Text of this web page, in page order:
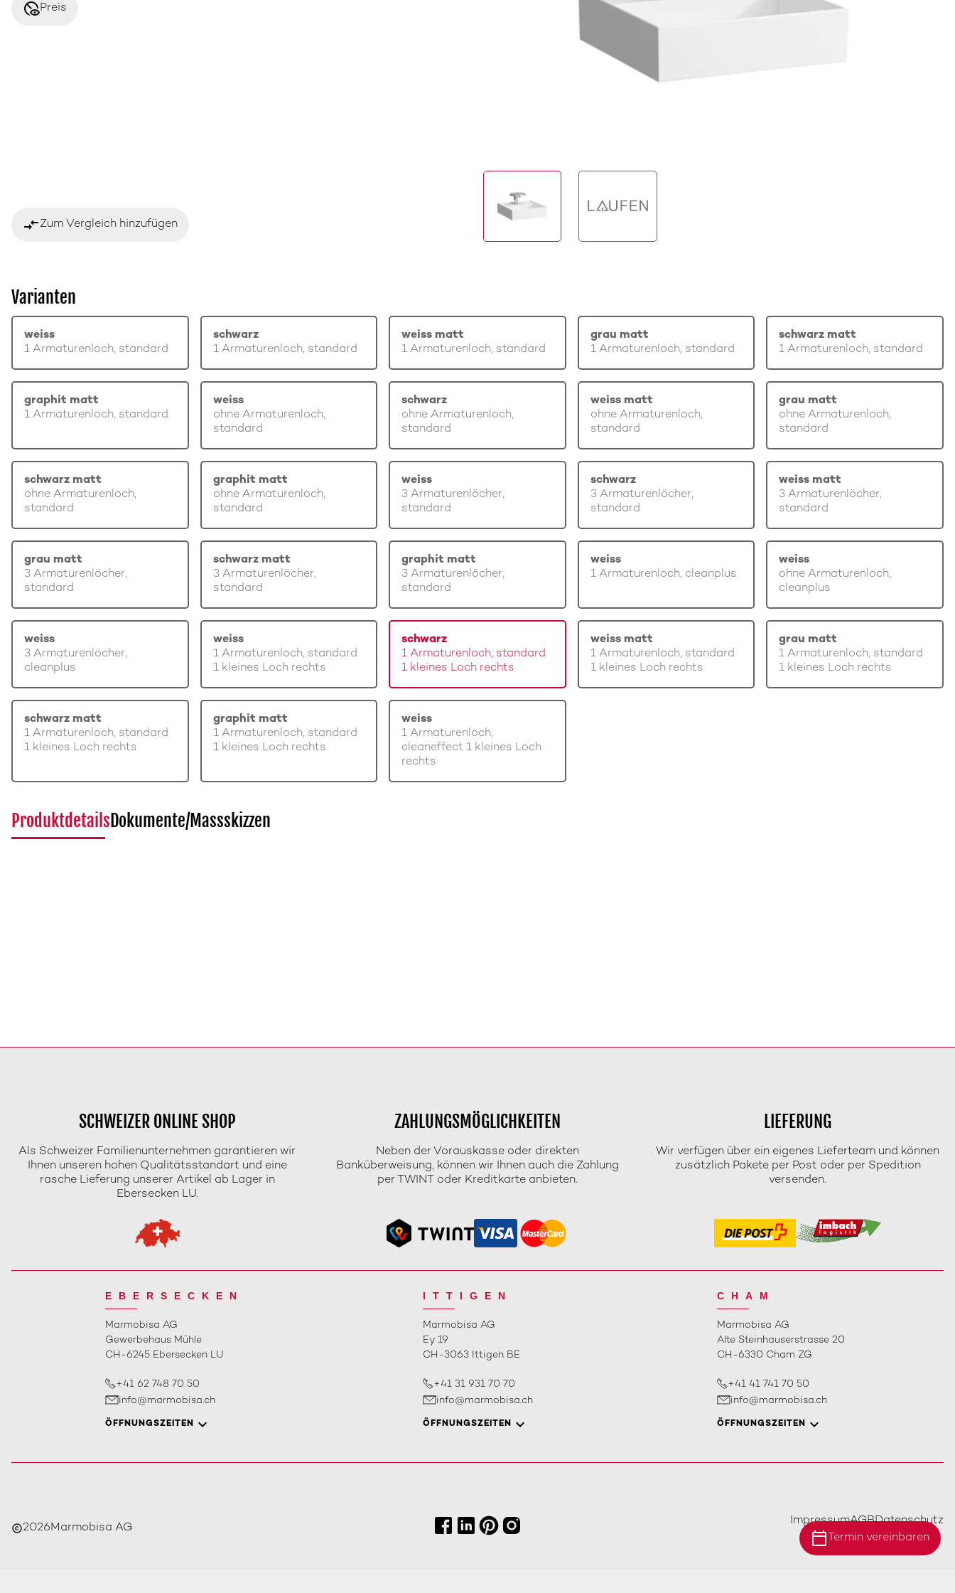
disabled_visiblePreis
compare_arrowsZum Vergleich hinzufügen
Varianten
weiss
1 Armaturenloch, standard
schwarz
1 Armaturenloch, standard
weiss matt
1 Armaturenloch, standard
grau matt
1 Armaturenloch, standard
schwarz matt
1 Armaturenloch, standard
graphit matt
1 Armaturenloch, standard
weiss
ohne Armaturenloch,
standard
schwarz
ohne Armaturenloch,
standard
weiss matt
ohne Armaturenloch,
standard
grau matt
ohne Armaturenloch,
standard
schwarz matt
ohne Armaturenloch,
standard
graphit matt
ohne Armaturenloch,
standard
weiss
3 Armaturenlöcher,
standard
schwarz
3 Armaturenlöcher,
standard
weiss matt
3 Armaturenlöcher,
standard
grau matt
3 Armaturenlöcher,
standard
schwarz matt
3 Armaturenlöcher,
standard
graphit matt
3 Armaturenlöcher,
standard
weiss
1 Armaturenloch, cleanplus
weiss
ohne Armaturenloch,
cleanplus
weiss
3 Armaturenlöcher,
cleanplus
weiss
1 Armaturenloch, standard
1 kleines Loch rechts
schwarz
1 Armaturenloch, standard
1 kleines Loch rechts
weiss matt
1 Armaturenloch, standard
1 kleines Loch rechts
grau matt
1 Armaturenloch, standard
1 kleines Loch rechts
schwarz matt
1 Armaturenloch, standard
1 kleines Loch rechts
graphit matt
1 Armaturenloch, standard
1 kleines Loch rechts
weiss
1 Armaturenloch,
cleaneffect 1 kleines Loch
rechts
ProduktdetailsDokumente/Massskizzen
SCHWEIZER ONLINE SHOP
Als Schweizer Familienunternehmen garantieren wir
Ihnen unseren hohen Qualitätsstandart und eine
rasche Lieferung unserer Artikel ab Lager in
Ebersecken LU.
ZAHLUNGSMÖGLICHKEITEN
Neben der Vorauskasse oder direkten
Banküberweisung, können wir Ihnen auch die Zahlung
per TWINT oder Kreditkarte anbieten.
LIEFERUNG
Wir verfügen über ein eigenes Lieferteam und können
zusätzlich Pakete per Post oder per Spedition
versenden.
calendar_today Termin vereinbaren
EBERSECKEN
Marmobisa AG
Gewerbehaus Mühle
CH-6245 Ebersecken LU
+41 62 748 70 50
info@marmobisa.ch
ÖFFNUNGSZEITEN
ITTIGEN
Marmobisa AG
Ey 19
CH-3063 Ittigen BE
+41 31 931 70 70
info@marmobisa.ch
ÖFFNUNGSZEITEN
CHAM
Marmobisa AG
Alte Steinhauserstrasse 20
CH-6330 Cham ZG
+41 41 741 70 50
info@marmobisa.ch
ÖFFNUNGSZEITEN
copyright2026Marmobisa AG
ImpressumAGBDatenschutz